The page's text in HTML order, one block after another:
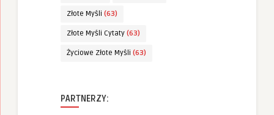
Złote Myśli (63)
Złote Myśli Cytaty (63)
Życiowe Złote Myśli (63)
PARTNERZY: